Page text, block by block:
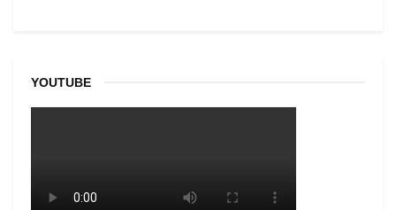
YOUTUBE